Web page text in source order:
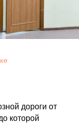
дороги от
которой